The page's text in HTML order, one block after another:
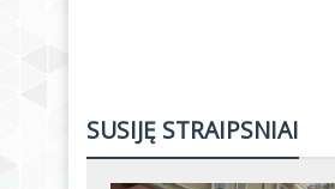
SUSIJĘ STRAIPSNIAI